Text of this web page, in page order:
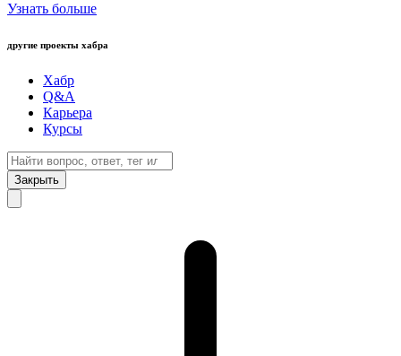
Узнать больше
другие проекты хабра
Хабр
Q&A
Карьера
Курсы
Закрыть